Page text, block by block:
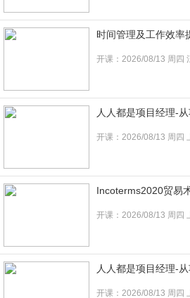
时间管理及工作效率
开课：2026/08/13 周四
人人都是项目经理-
开课：2026/08/13 周四
Incoterms2020贸易
开课：2026/08/13 周四
人人都是项目经理-
开课：2026/08/13 周四